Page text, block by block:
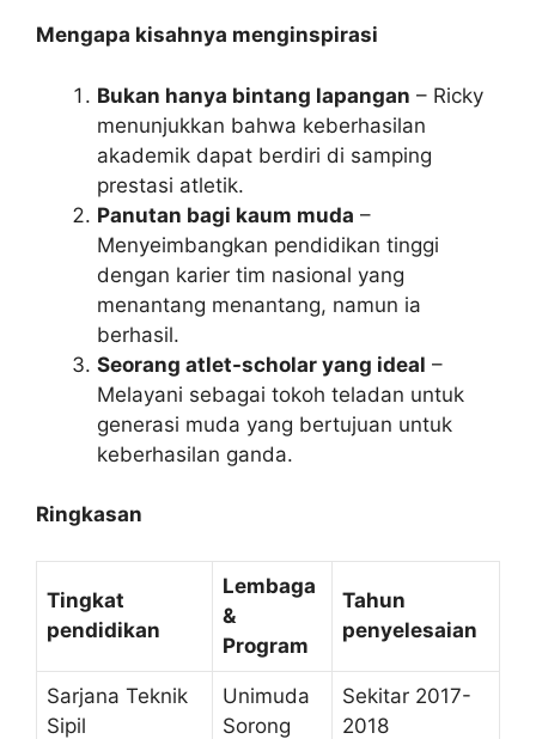
Mengapa kisahnya menginspirasi
Bukan hanya bintang lapangan – Ricky
menunjukkan bahwa keberhasilan
akademik dapat berdiri di samping
prestasi atletik.
Panutan bagi kaum muda –
Menyeimbangkan pendidikan tinggi
dengan karier tim nasional yang
menantang menantang, namun ia
berhasil.
Seorang atlet-scholar yang ideal –
Melayani sebagai tokoh teladan untuk
generasi muda yang bertujuan untuk
keberhasilan ganda.
Ringkasan
Tingkat
pendidikan
Lembaga
&
Program
Tahun
penyelesaian
Sarjana Teknik
Sipil
Unimuda
Sorong
Sekitar 2017-
2018